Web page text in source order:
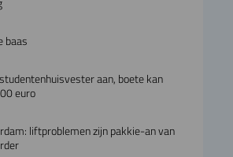
baas
aan, boete kan
euro
liftproblemen zijn pakkie-an van